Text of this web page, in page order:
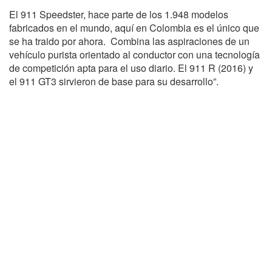
El 911 Speedster, hace parte de los 1.948 modelos
fabricados en el mundo, aquí en Colombia es el único que
se ha traido por ahora. Combina las aspiraciones de un
vehículo purista orientado al conductor con una tecnología
de competición apta para el uso diario. El 911 R (2016) y
el 911 GT3 sirvieron de base para su desarrollo”.